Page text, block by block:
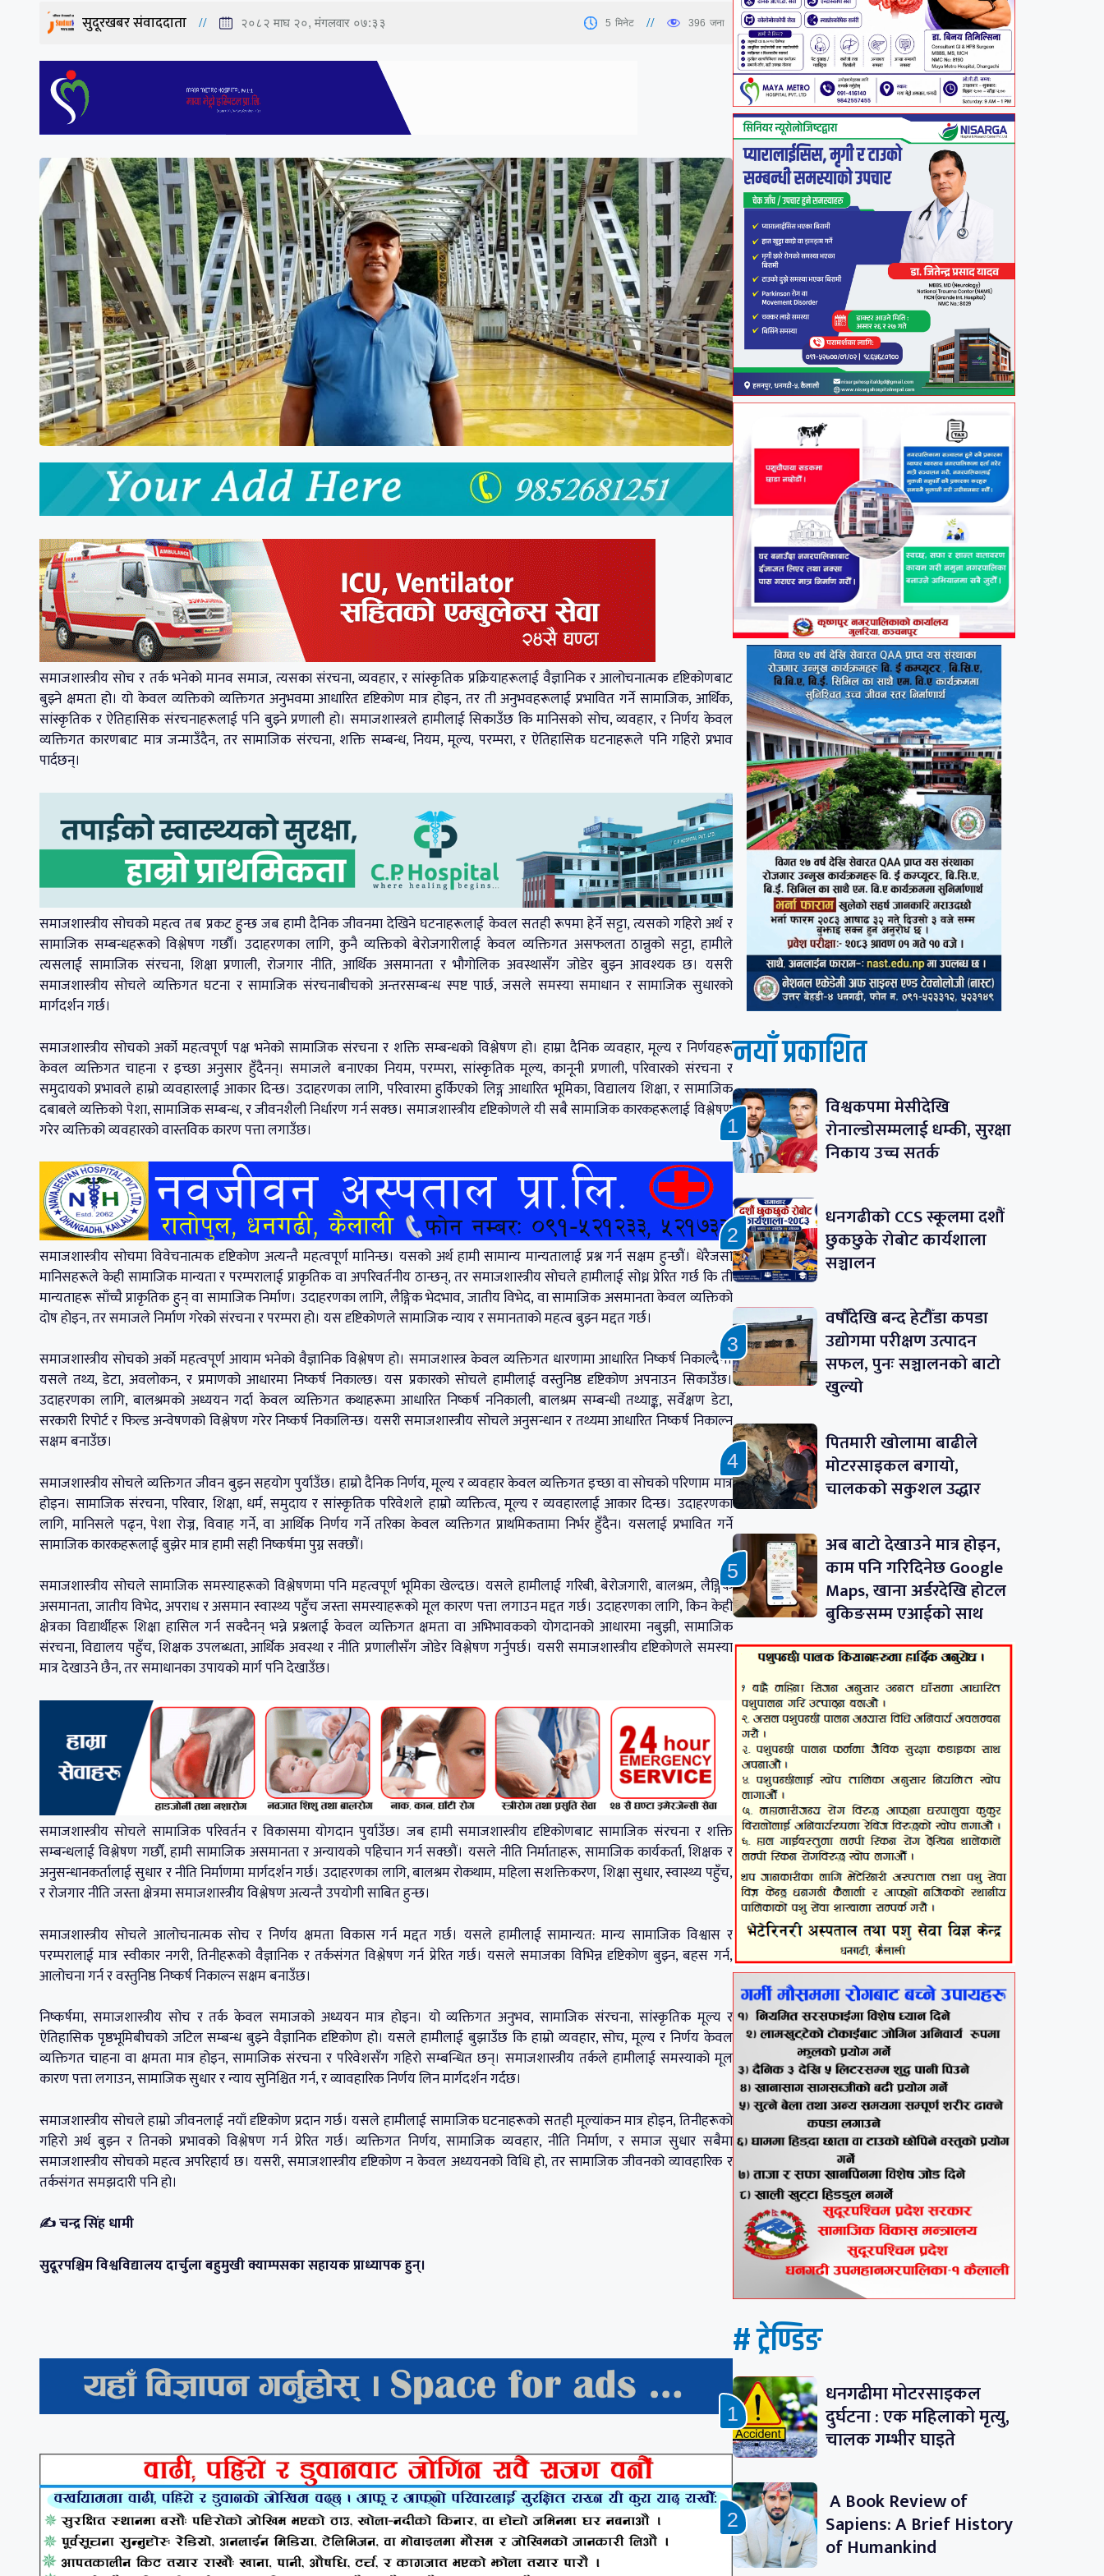
सुदूरखबर संवाददाता २०८२ माघ २०, मंगलवार ०७:३३ 5 मिनेट 396 जना
समाजशास्त्रीय सोच र तर्क भनेको मानव समाज, त्यसका संरचना, व्यवहार, र सांस्कृतिक प्रक्रियाहरूलाई वैज्ञानिक र आलोचनात्मक दृष्टिकोणबाट
बुझ्ने क्षमता हो। यो केवल व्यक्तिको व्यक्तिगत अनुभवमा आधारित दृष्टिकोण मात्र होइन, तर ती अनुभवहरूलाई प्रभावित गर्ने सामाजिक, आर्थिक,
सांस्कृतिक र ऐतिहासिक संरचनाहरूलाई पनि बुझ्ने प्रणाली हो। समाजशास्त्रले हामीलाई सिकाउँछ कि मानिसको सोच, व्यवहार, र निर्णय केवल
व्यक्तिगत कारणबाट मात्र जन्माउँदैन, तर सामाजिक संरचना, शक्ति सम्बन्ध, नियम, मूल्य, परम्परा, र ऐतिहासिक घटनाहरूले पनि गहिरो प्रभाव
पार्दछन्।
समाजशास्त्रीय सोचको महत्व तब प्रकट हुन्छ जब हामी दैनिक जीवनमा देखिने घटनाहरूलाई केवल सतही रूपमा हेर्ने सट्टा, त्यसको गहिरो अर्थ र
सामाजिक सम्बन्धहरूको विश्लेषण गर्छौं। उदाहरणका लागि, कुनै व्यक्तिको बेरोजगारीलाई केवल व्यक्तिगत असफलता ठान्नुको सट्टा, हामीले
त्यसलाई सामाजिक संरचना, शिक्षा प्रणाली, रोजगार नीति, आर्थिक असमानता र भौगोलिक अवस्थासँग जोडेर बुझ्न आवश्यक छ। यसरी
समाजशास्त्रीय सोचले व्यक्तिगत घटना र सामाजिक संरचनाबीचको अन्तरसम्बन्ध स्पष्ट पार्छ, जसले समस्या समाधान र सामाजिक सुधारको
मार्गदर्शन गर्छ।
समाजशास्त्रीय सोचको अर्को महत्वपूर्ण पक्ष भनेको सामाजिक संरचना र शक्ति सम्बन्धको विश्लेषण हो। हाम्रा दैनिक व्यवहार, मूल्य र निर्णयहरू
केवल व्यक्तिगत चाहना र इच्छा अनुसार हुँदैनन्। समाजले बनाएका नियम, परम्परा, सांस्कृतिक मूल्य, कानूनी प्रणाली, परिवारको संरचना र
समुदायको प्रभावले हाम्रो व्यवहारलाई आकार दिन्छ। उदाहरणका लागि, परिवारमा हुर्किएको लिङ्ग आधारित भूमिका, विद्यालय शिक्षा, र सामाजिक
दबाबले व्यक्तिको पेशा, सामाजिक सम्बन्ध, र जीवनशैली निर्धारण गर्न सक्छ। समाजशास्त्रीय दृष्टिकोणले यी सबै सामाजिक कारकहरूलाई विश्लेषण
गरेर व्यक्तिको व्यवहारको वास्तविक कारण पत्ता लगाउँछ।
समाजशास्त्रीय सोचमा विवेचनात्मक दृष्टिकोण अत्यन्तै महत्वपूर्ण मानिन्छ। यसको अर्थ हामी सामान्य मान्यतालाई प्रश्न गर्न सक्षम हुन्छौं। धेरैजसो
मानिसहरूले केही सामाजिक मान्यता र परम्परालाई प्राकृतिक वा अपरिवर्तनीय ठान्छन्, तर समाजशास्त्रीय सोचले हामीलाई सोध्न प्रेरित गर्छ कि ती
मान्यताहरू साँच्चै प्राकृतिक हुन् वा सामाजिक निर्माण। उदाहरणका लागि, लैङ्गिक भेदभाव, जातीय विभेद, वा सामाजिक असमानता केवल व्यक्तिको
दोष होइन, तर समाजले निर्माण गरेको संरचना र परम्परा हो। यस दृष्टिकोणले सामाजिक न्याय र समानताको महत्व बुझ्न मद्दत गर्छ।
समाजशास्त्रीय सोचको अर्को महत्वपूर्ण आयाम भनेको वैज्ञानिक विश्लेषण हो। समाजशास्त्र केवल व्यक्तिगत धारणामा आधारित निष्कर्ष निकाल्दैन।
यसले तथ्य, डेटा, अवलोकन, र प्रमाणको आधारमा निष्कर्ष निकाल्छ। यस प्रकारको सोचले हामीलाई वस्तुनिष्ठ दृष्टिकोण अपनाउन सिकाउँछ।
उदाहरणका लागि, बालश्रमको अध्ययन गर्दा केवल व्यक्तिगत कथाहरूमा आधारित निष्कर्ष ननिकाली, बालश्रम सम्बन्धी तथ्याङ्क, सर्वेक्षण डेटा,
सरकारी रिपोर्ट र फिल्ड अन्वेषणको विश्लेषण गरेर निष्कर्ष निकालिन्छ। यसरी समाजशास्त्रीय सोचले अनुसन्धान र तथ्यमा आधारित निष्कर्ष निकाल्न
सक्षम बनाउँछ।
समाजशास्त्रीय सोचले व्यक्तिगत जीवन बुझ्न सहयोग पुर्याउँछ। हाम्रो दैनिक निर्णय, मूल्य र व्यवहार केवल व्यक्तिगत इच्छा वा सोचको परिणाम मात्र
होइन। सामाजिक संरचना, परिवार, शिक्षा, धर्म, समुदाय र सांस्कृतिक परिवेशले हाम्रो व्यक्तित्व, मूल्य र व्यवहारलाई आकार दिन्छ। उदाहरणका
लागि, मानिसले पढ्न, पेशा रोज्न, विवाह गर्ने, वा आर्थिक निर्णय गर्ने तरिका केवल व्यक्तिगत प्राथमिकतामा निर्भर हुँदैन। यसलाई प्रभावित गर्ने
सामाजिक कारकहरूलाई बुझेर मात्र हामी सही निष्कर्षमा पुग्न सक्छौं।
समाजशास्त्रीय सोचले सामाजिक समस्याहरूको विश्लेषणमा पनि महत्वपूर्ण भूमिका खेल्दछ। यसले हामीलाई गरिबी, बेरोजगारी, बालश्रम, लैङ्गिक
असमानता, जातीय विभेद, अपराध र असमान स्वास्थ्य पहुँच जस्ता समस्याहरूको मूल कारण पत्ता लगाउन मद्दत गर्छ। उदाहरणका लागि, किन केही
क्षेत्रका विद्यार्थीहरू शिक्षा हासिल गर्न सक्दैनन् भन्ने प्रश्नलाई केवल व्यक्तिगत क्षमता वा अभिभावकको योगदानको आधारमा नबुझी, सामाजिक
संरचना, विद्यालय पहुँच, शिक्षक उपलब्धता, आर्थिक अवस्था र नीति प्रणालीसँग जोडेर विश्लेषण गर्नुपर्छ। यसरी समाजशास्त्रीय दृष्टिकोणले समस्या
मात्र देखाउने छैन, तर समाधानका उपायको मार्ग पनि देखाउँछ।
समाजशास्त्रीय सोचले सामाजिक परिवर्तन र विकासमा योगदान पुर्याउँछ। जब हामी समाजशास्त्रीय दृष्टिकोणबाट सामाजिक संरचना र शक्ति
सम्बन्धलाई विश्लेषण गर्छौं, हामी सामाजिक असमानता र अन्यायको पहिचान गर्न सक्छौं। यसले नीति निर्माताहरू, सामाजिक कार्यकर्ता, शिक्षक र
अनुसन्धानकर्तालाई सुधार र नीति निर्माणमा मार्गदर्शन गर्छ। उदाहरणका लागि, बालश्रम रोकथाम, महिला सशक्तिकरण, शिक्षा सुधार, स्वास्थ्य पहुँच,
र रोजगार नीति जस्ता क्षेत्रमा समाजशास्त्रीय विश्लेषण अत्यन्तै उपयोगी साबित हुन्छ।
समाजशास्त्रीय सोचले आलोचनात्मक सोच र निर्णय क्षमता विकास गर्न मद्दत गर्छ। यसले हामीलाई सामान्यत: मान्य सामाजिक विश्वास र
परम्परालाई मात्र स्वीकार नगरी, तिनीहरूको वैज्ञानिक र तर्कसंगत विश्लेषण गर्न प्रेरित गर्छ। यसले समाजका विभिन्न दृष्टिकोण बुझ्न, बहस गर्न,
आलोचना गर्न र वस्तुनिष्ठ निष्कर्ष निकाल्न सक्षम बनाउँछ।
निष्कर्षमा, समाजशास्त्रीय सोच र तर्क केवल समाजको अध्ययन मात्र होइन। यो व्यक्तिगत अनुभव, सामाजिक संरचना, सांस्कृतिक मूल्य र
ऐतिहासिक पृष्ठभूमिबीचको जटिल सम्बन्ध बुझ्ने वैज्ञानिक दृष्टिकोण हो। यसले हामीलाई बुझाउँछ कि हाम्रो व्यवहार, सोच, मूल्य र निर्णय केवल
व्यक्तिगत चाहना वा क्षमता मात्र होइन, सामाजिक संरचना र परिवेशसँग गहिरो सम्बन्धित छन्। समाजशास्त्रीय तर्कले हामीलाई समस्याको मूल
कारण पत्ता लगाउन, सामाजिक सुधार र न्याय सुनिश्चित गर्न, र व्यावहारिक निर्णय लिन मार्गदर्शन गर्दछ।
समाजशास्त्रीय सोचले हाम्रो जीवनलाई नयाँ दृष्टिकोण प्रदान गर्छ। यसले हामीलाई सामाजिक घटनाहरूको सतही मूल्यांकन मात्र होइन, तिनीहरूको
गहिरो अर्थ बुझ्न र तिनको प्रभावको विश्लेषण गर्न प्रेरित गर्छ। व्यक्तिगत निर्णय, सामाजिक व्यवहार, नीति निर्माण, र समाज सुधार सबैमा
समाजशास्त्रीय सोचको महत्व अपरिहार्य छ। यसरी, समाजशास्त्रीय दृष्टिकोण न केवल अध्ययनको विधि हो, तर सामाजिक जीवनको व्यावहारिक र
तर्कसंगत समझदारी पनि हो।
✍️ चन्द्र सिंह धामी
सुदूरपश्चिम विश्वविद्यालय दार्चुला बहुमुखी क्याम्पसका सहायक प्राध्यापक हुन्।
नयाँ प्रकाशित
विश्वकपमा मेसीदेखि
रोनाल्डोसम्मलाई धम्की, सुरक्षा
निकाय उच्च सतर्क
धनगढीको CCS स्कूलमा दशौं
छुकछुके रोबोट कार्यशाला
सञ्चालन
वर्षौँदेखि बन्द हेटौँडा कपडा
उद्योगमा परीक्षण उत्पादन
सफल, पुनः सञ्चालनको बाटो
खुल्यो
पितमारी खोलामा बाढीले
मोटरसाइकल बगायो,
चालकको सकुशल उद्धार
अब बाटो देखाउने मात्र होइन,
काम पनि गरिदिनेछ Google
Maps, खाना अर्डरदेखि होटल
बुकिङसम्म एआईको साथ
# ट्रेण्डिङ
धनगढीमा मोटरसाइकल
दुर्घटना : एक महिलाको मृत्यु,
चालक गम्भीर घाइते
A Book Review of
Sapiens: A Brief History
of Humankind